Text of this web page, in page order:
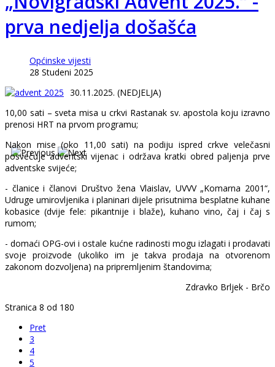
prva nedjelja došašća
Općinske vijesti
28 Studeni 2025
30.11.2025. (NEDJELJA)
10,00 sati – sveta misa u crkvi Rastanak sv. apostola koju izravno
prenosi HRT na prvom programu;
Nakon mise (oko 11,00 sati) na podiju ispred crkve velečasni
posvećuje adventski vijenac i održava kratki obred paljenja prve
adventske svijeće;
- članice i članovi Društvo žena Vlaislav, UVVV „Komarna 2001“,
Udruge umirovljenika i planinari dijele prisutnima besplatne kuhane
kobasice (dvije fele: pikantnije i blaže), kuhano vino, čaj i čaj s
rumom;
- domaći OPG-ovi i ostale kućne radinosti mogu izlagati i prodavati
svoje proizvode (ukoliko im je takva prodaja na otvorenom
zakonom dozvoljena) na pripremljenim štandovima;
Zdravko Brljek - Brčo
Stranica 8 od 180
Pret
3
4
5